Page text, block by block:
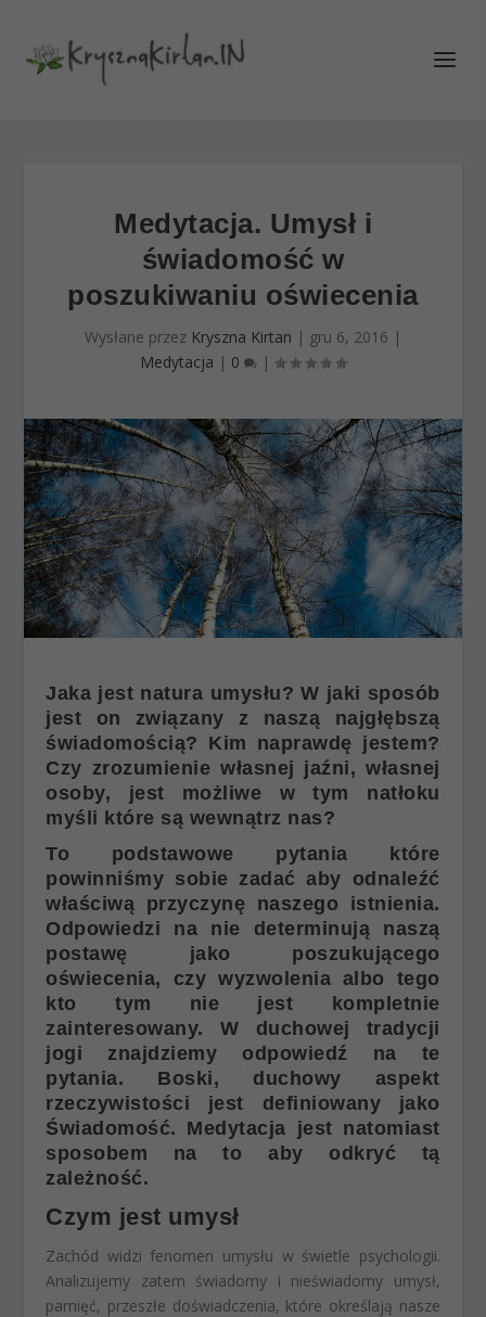
Medytacja. Umysł i
świadomość w
poszukiwaniu oświecenia
Wysłane przez Kryszna Kirtan | gru 6, 2016 |
Medytacja | 0 |
Jaka jest natura umysłu? W jaki sposób
jest on związany z naszą najgłębszą
świadomością? Kim naprawdę jestem?
Czy zrozumienie własnej jaźni, własnej
osoby, jest możliwe w tym natłoku
myśli które są wewnątrz nas?
To podstawowe pytania które
powinniśmy sobie zadać aby odnaleźć
właściwą przyczynę naszego istnienia.
Odpowiedzi na nie determinują naszą
postawę jako poszukującego
oświecenia, czy wyzwolenia albo tego
kto tym nie jest kompletnie
zainteresowany. W duchowej tradycji
jogi znajdziemy odpowiedź na te
pytania. Boski, duchowy aspekt
rzeczywistości jest definiowany jako
Świadomość. Medytacja jest natomiast
sposobem na to aby odkryć tą
zależność.
Czym jest umysł
Zachód widzi fenomen umysłu w świetle psychologii.
Analizujemy zatem świadomy i nieświadomy umysł,
pamięć, przeszłe doświadczenia, które określają nasze